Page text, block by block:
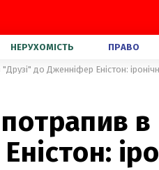
НЕРУХОМІСТЬ ПРАВО
до Дженніфер Еністон:
в